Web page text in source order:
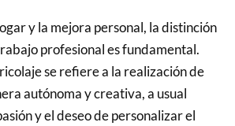
y la mejora personal, la distinción
profesional es fundamental.
se refiere a la realización de
autónoma y creativa, a usual
y el deseo de personalizar el